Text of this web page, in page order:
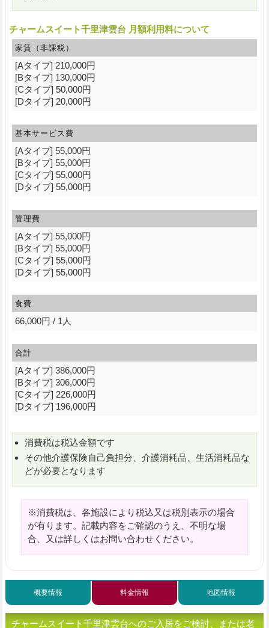
チャームスイート千里津雲台 月額利用料について
家賃（非課税）
[Aタイプ] 210,000円
[Bタイプ] 130,000円
[Cタイプ] 50,000円
[Dタイプ] 20,000円
基本サービス費
[Aタイプ] 55,000円
[Bタイプ] 55,000円
[Cタイプ] 55,000円
[Dタイプ] 55,000円
管理費
[Aタイプ] 55,000円
[Bタイプ] 55,000円
[Cタイプ] 55,000円
[Dタイプ] 55,000円
食費
66,000円 / 1人
合計
[Aタイプ] 386,000円
[Bタイプ] 306,000円
[Cタイプ] 226,000円
[Dタイプ] 196,000円
消費税は税込金額です
その他介護保険自己負担分、介護消耗品、生活消耗品な
どが必要となります
※消費税は、各施設により税込又は税別表示の場合
が有ります。記載内容をご確認のうえ、不明な場
合、又は詳しくはお問い合わせください。
概要情報 料金情報 地図情報
チャームスイート千里津雲台へのご入居をご検討、または老